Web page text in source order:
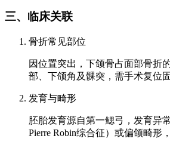
三、临床关联
骨折常见部位
因位置突出，下颌骨占面部骨折
部、下颌角及髁突，需手术复位固
发育与畸形
胚胎发育源自第一鳃弓，发育异
Pierre Robin综合征）或偏颌畸形